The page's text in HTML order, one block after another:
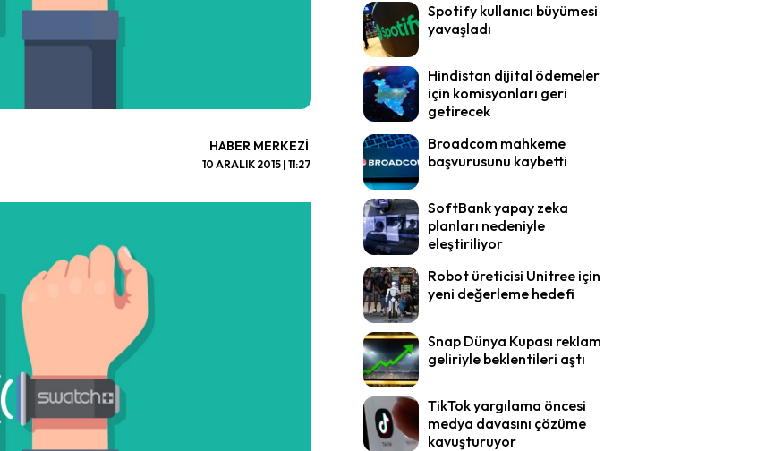
HABER MERKEZI
10 ARALIK 2015 | 11:27
Spotify kullanıcı büyümesi
yavaşladı
Hindistan dijital ödemeler
için komisyonları geri
getirecek
Broadcom mahkeme
başvurusunu kaybetti
SoftBank yapay zeka
planları nedeniyle
eleştiriliyor
Robot üreticisi Unitree için
yeni değerleme hedefi
Snap Dünya Kupası reklam
geliriyle beklentileri aştı
TikTok yargılama öncesi
medya davasını çözüme
kavuşturuyor